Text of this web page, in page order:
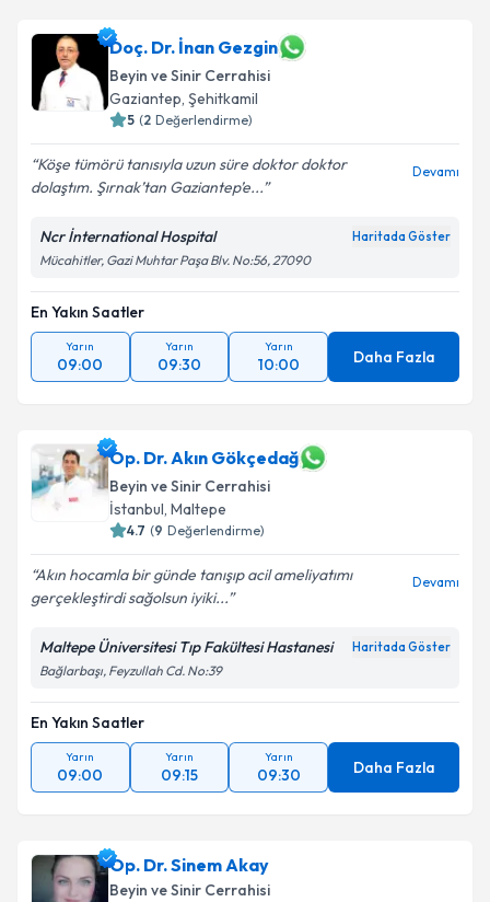
Doç. Dr. İnan Gezgin
Beyin ve Sinir Cerrahisi
Gaziantep, Şehitkamil
5 (2 Değerlendirme)
Köşe tümörü tanısıyla uzun süre doktor doktor
dolaştım. Şırnak’tan Gaziantep’e...
Devamı
Ncr İnternational Hospital Haritada Göster
Mücahitler, Gazi Muhtar Paşa Blv. No:56, 27090
En Yakın Saatler
Yarın
09:00
Yarın
09:30
Yarın
10:00 Daha Fazla
Op. Dr. Akın Gökçedağ
Beyin ve Sinir Cerrahisi
İstanbul, Maltepe
4.7 (9 Değerlendirme)
Akın hocamla bir günde tanışıp acil ameliyatımı
gerçekleştirdi sağolsun iyiki...
Devamı
Maltepe Üniversitesi Tıp Fakültesi Hastanesi Haritada Göster
Bağlarbaşı, Feyzullah Cd. No:39
En Yakın Saatler
Yarın
09:00
Yarın
09:15
Yarın
09:30 Daha Fazla
Op. Dr. Sinem Akay
Beyin ve Sinir Cerrahisi